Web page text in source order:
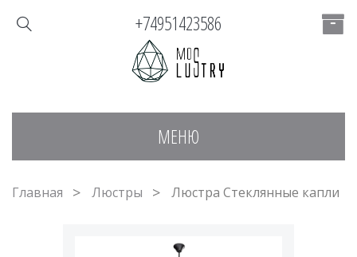
МЕНЮ
+74951423586
Главная Люстры Люстра Стеклянные капли